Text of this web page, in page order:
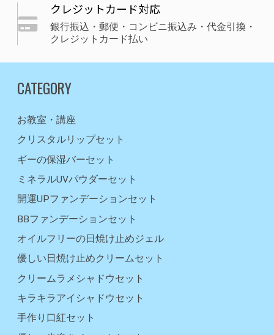
クレジットカード対応
銀行振込・郵便・コンビニ振込み・代金引換・
クレジットカード払い
CATEGORY
お教室・講座
クリスタルリップセット
ギーの保湿バーセット
ミネラルUVパウダーセット
開運UPファンデーションセット
BBファンデーションセット
オイルフリーの日焼け止めジェル
優しい日焼け止めクリームセット
クリームラメシャドウセット
キラキラアイシャドウセット
手作り口紅セット